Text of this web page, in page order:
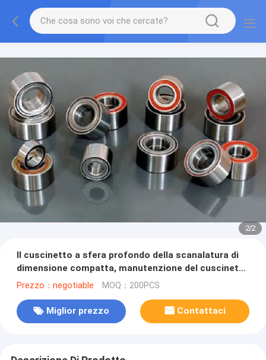
2/2
Il cuscinetto a sfera profondo della scanalatura di
dimensione compatta, manutenzione del cuscinetto
del hub di ruota dell'automobile libera
Prezzo：negotiable MOQ：200PCS
Miglior prezzo Contattaci